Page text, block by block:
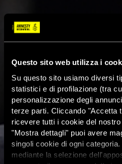
Questo sito web utilizza i
Su questo sito usiamo diversi
statistici e di profilazione (tra
personalizzazione degli
terze parti. Cliccando "Accetta
ricevere tutti i cookie del
"Mostra dettagli" puoi avere
singoli cookie di ogni
mediante la selezione